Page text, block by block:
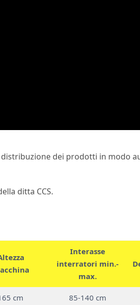
dei prodotti in modo
ditta CCS.
Interasse
interratori min.-
max.
cm 85-140 cm